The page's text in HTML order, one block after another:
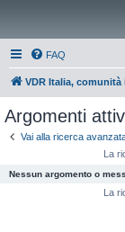
FAQ
VDR Italia,
Argomenti
Vai alla ricerca
La
Nessun argomento o
La